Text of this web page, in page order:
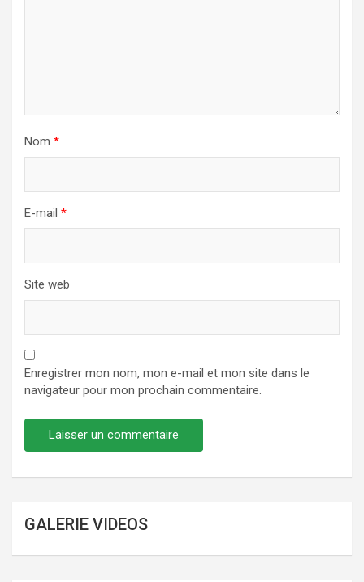
Nom *
E-mail *
Site web
Enregistrer mon nom, mon e-mail et mon site dans le
navigateur pour mon prochain commentaire.
GALERIE VIDEOS